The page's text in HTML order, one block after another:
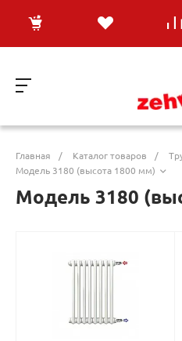
Главная / Каталог товаров /
Модель 3180 (высота 1800 мм)
Модель 3180